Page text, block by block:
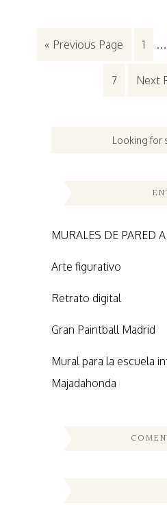
« Previous Page 1 …
7 Next
MURALES DE PARED
Arte figurativo
Retrato digital
Gran Paintball Madrid
Mural para la escuela
Majadahonda